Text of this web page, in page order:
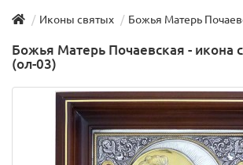
Иконы святых Божья Матерь
Божья Матерь Почаевская - икона
(ол-03)